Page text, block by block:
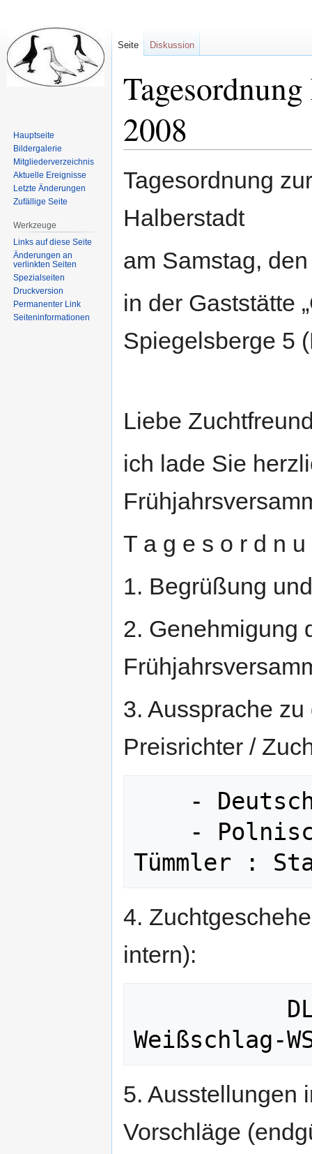
2008
Navigation
Suche
Tagesordnung
Halberstadt
am Samstag,
in der Gaststätte
Spiegelsberge 5
Liebe
ich lade Sie
T a g e s o r d n u
1. Begrüßung
2. Genehmigung
3. Aussprache
Preisrichter /
4.
intern):
5. Ausstellungen
Vorschläge
Seite Diskussion
Hauptseite
Bildergalerie
Mitgliederverzeichnis
Aktuelle Ereignisse
Letzte Änderungen
Zufällige Seite
Werkzeuge
Links auf diese Seite
Änderungen an
verlinkten Seiten
Spezialseiten
Druckversion
Permanenter Link
Seiten­informationen